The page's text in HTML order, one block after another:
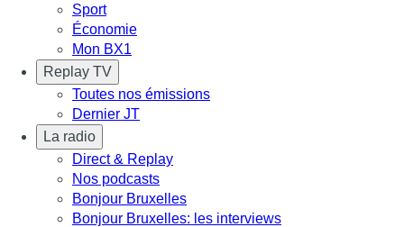
Sport
Économie
Mon BX1
Replay TV
Toutes nos émissions
Dernier JT
La radio
Direct & Replay
Nos podcasts
Bonjour Bruxelles
Bonjour Bruxelles: les interviews